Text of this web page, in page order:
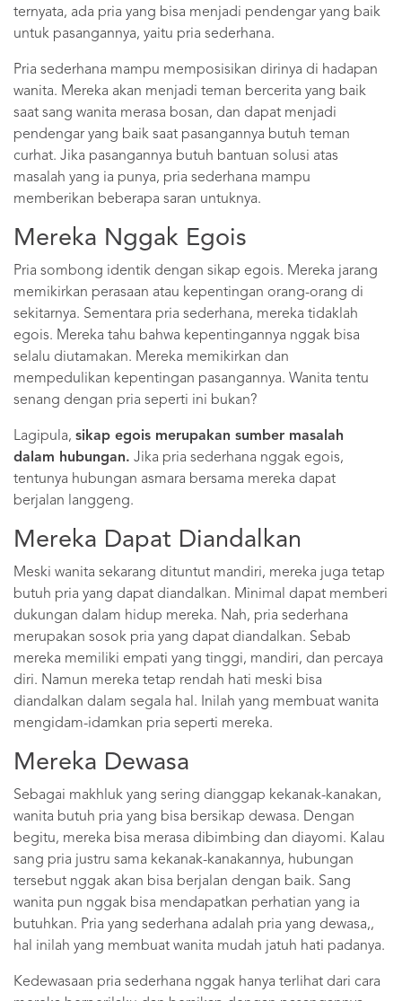
ternyata, ada pria yang bisa menjadi pendengar yang baik
untuk pasangannya, yaitu pria sederhana.
Pria sederhana mampu memposisikan dirinya di hadapan
wanita. Mereka akan menjadi teman bercerita yang baik
saat sang wanita merasa bosan, dan dapat menjadi
pendengar yang baik saat pasangannya butuh teman
curhat. Jika pasangannya butuh bantuan solusi atas
masalah yang ia punya, pria sederhana mampu
memberikan beberapa saran untuknya.
Mereka Nggak Egois
Pria sombong identik dengan sikap egois. Mereka jarang
memikirkan perasaan atau kepentingan orang-orang di
sekitarnya. Sementara pria sederhana, mereka tidaklah
egois. Mereka tahu bahwa kepentingannya nggak bisa
selalu diutamakan. Mereka memikirkan dan
mempedulikan kepentingan pasangannya. Wanita tentu
senang dengan pria seperti ini bukan?
Lagipula, sikap egois merupakan sumber masalah
dalam hubungan. Jika pria sederhana nggak egois,
tentunya hubungan asmara bersama mereka dapat
berjalan langgeng.
Mereka Dapat Diandalkan
Meski wanita sekarang dituntut mandiri, mereka juga tetap
butuh pria yang dapat diandalkan. Minimal dapat memberi
dukungan dalam hidup mereka. Nah, pria sederhana
merupakan sosok pria yang dapat diandalkan. Sebab
mereka memiliki empati yang tinggi, mandiri, dan percaya
diri. Namun mereka tetap rendah hati meski bisa
diandalkan dalam segala hal. Inilah yang membuat wanita
mengidam-idamkan pria seperti mereka.
Mereka Dewasa
Sebagai makhluk yang sering dianggap kekanak-kanakan,
wanita butuh pria yang bisa bersikap dewasa. Dengan
begitu, mereka bisa merasa dibimbing dan diayomi. Kalau
sang pria justru sama kekanak-kanakannya, hubungan
tersebut nggak akan bisa berjalan dengan baik. Sang
wanita pun nggak bisa mendapatkan perhatian yang ia
butuhkan. Pria yang sederhana adalah pria yang dewasa,,
hal inilah yang membuat wanita mudah jatuh hati padanya.
Kedewasaan pria sederhana nggak hanya terlihat dari cara